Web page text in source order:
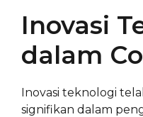
Inovasi
dalam
Inovasi teknologi
signifikan dalam